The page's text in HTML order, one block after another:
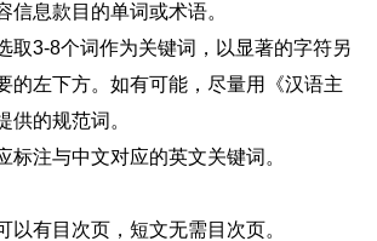
信息款目的单词或术语。
取3-8个词作为关键词，以显著的字符另
的左下方。如有可能，尽量用《汉语主
供的规范词。
标注与中文对应的英文关键词。
以有目次页，短文无需目次页。